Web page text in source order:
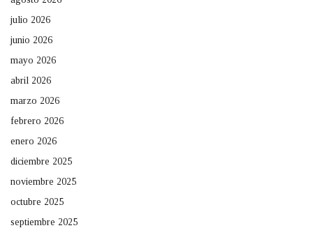
julio 2026
junio 2026
mayo 2026
abril 2026
marzo 2026
febrero 2026
enero 2026
diciembre 2025
noviembre 2025
octubre 2025
septiembre 2025